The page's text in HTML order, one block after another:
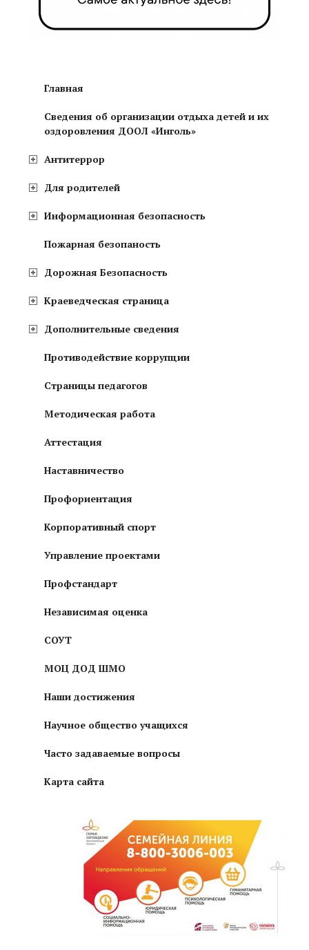
Главная
Сведения об организации отдыха детей и их
оздоровления ДООЛ «Инголь»
Антитеррор
Для родителей
Информационная безопасность
Пожарная безопаность
Дорожная Безопасность
Краеведческая страница
Дополнительные сведения
Противодействие коррупции
Страницы педагогов
Методическая работа
Аттестация
Наставничество
Профориентация
Корпоративный спорт
Управление проектами
Профстандарт
Независимая оценка
СОУТ
МОЦ ДОД ШМО
Наши достижения
Научное общество учащихся
Часто задаваемые вопросы
Карта сайта